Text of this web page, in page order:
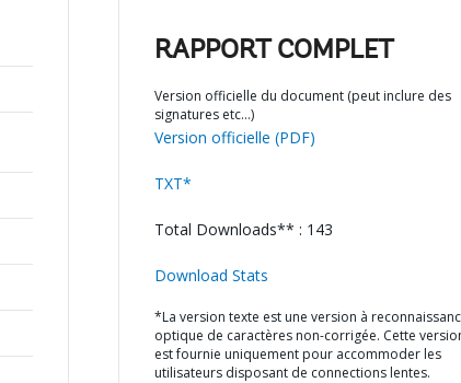
RAPPORT COMPLET
Version officielle du document (peut inclure des
signatures etc…)
Version officielle (PDF)
TXT*
Total Downloads** : 143
Download Stats
*La version texte est une version à
optique de caractères non-corrigée. Cette
est fournie uniquement pour accommoder les
utilisateurs disposant de connections lentes.